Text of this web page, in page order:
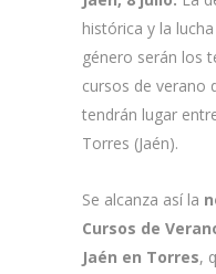
histórica y la
género serán los
cursos de verano
tendrán lugar
Torres (Jaén).
Se alcanza así la
Cursos de
Jaén en Torres,